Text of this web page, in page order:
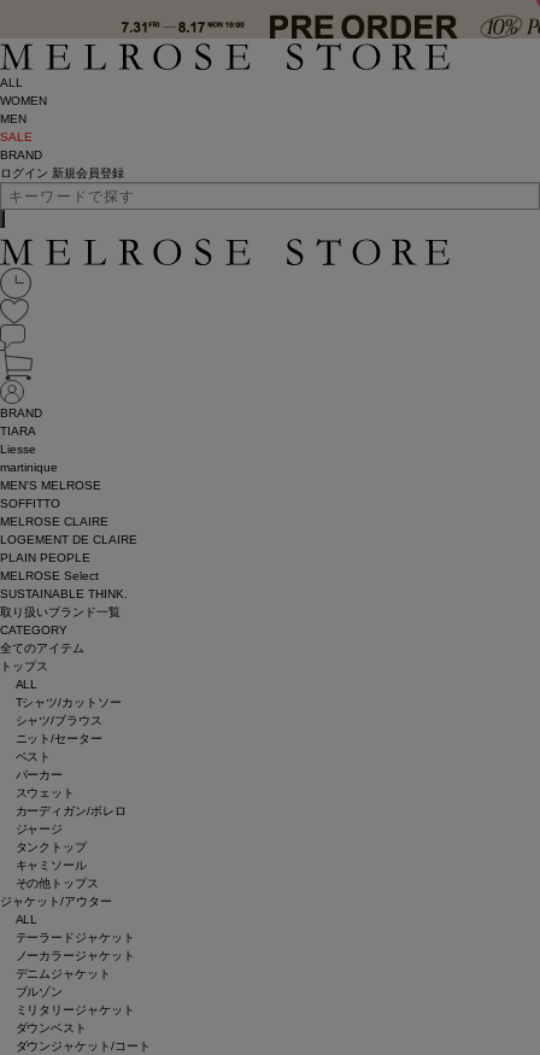
ALL
WOMEN
MEN
SALE
BRAND
ログイン 新規会員登録
BRAND
TIARA
Liesse
martinique
MEN'S MELROSE
SOFFITTO
MELROSE CLAIRE
LOGEMENT DE CLAIRE
PLAIN PEOPLE
MELROSE Select
SUSTAINABLE THINK.
取り扱いブランド一覧
CATEGORY
全てのアイテム
トップス
ALL
Tシャツ/カットソー
シャツ/ブラウス
ニット/セーター
ベスト
パーカー
スウェット
カーディガン/ボレロ
ジャージ
タンクトップ
キャミソール
その他トップス
ジャケット/アウター
ALL
テーラードジャケット
ノーカラージャケット
デニムジャケット
ブルゾン
ミリタリージャケット
ダウンベスト
ダウンジャケット/コート